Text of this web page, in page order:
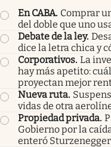
En CABA. Comprar
del doble que uno
Debate de la ley.
dice la letra chica y
Corporativos. La
hay más apetito:
proyectan mejor
Nueva ruta.
vidas de otra
Propiedad privada.
Gobierno por la
enteró Sturzenegger